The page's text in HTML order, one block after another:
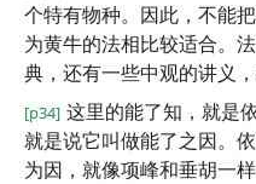
个特有物种。因此，不能
为黄牛的法相比较适合。
典，还有一些中观的讲义
[p34] 这里的能了知，就是
就是说它叫做能了之因。
为因，就像项峰和垂胡一